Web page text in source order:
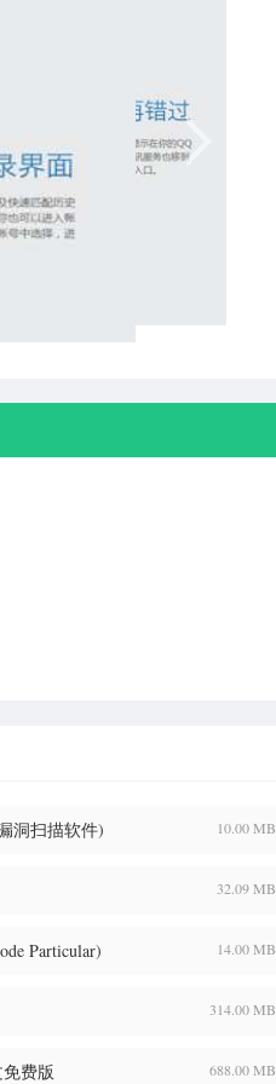
洞扫描软件) 10.00 MB
32.09 MB
Particular) 14.00 MB
314.00 MB
费版 688.00 MB